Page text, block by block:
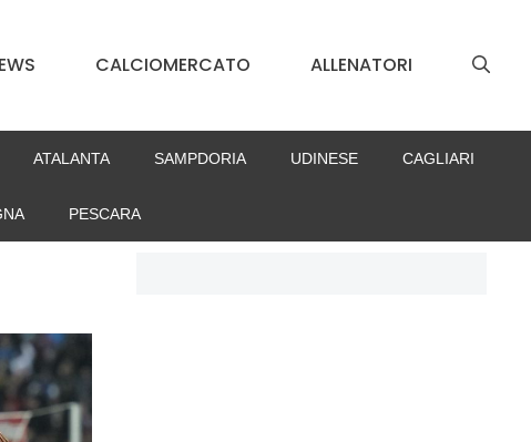
CALCIOMERCATO ALLENATORI
ATALANTA SAMPDORIA UDINESE CAGLIARI
PESCARA